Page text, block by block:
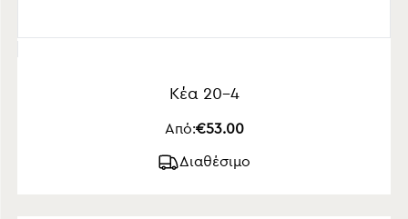
Κέα 20-4
Από:€53.00
Διαθέσιμο